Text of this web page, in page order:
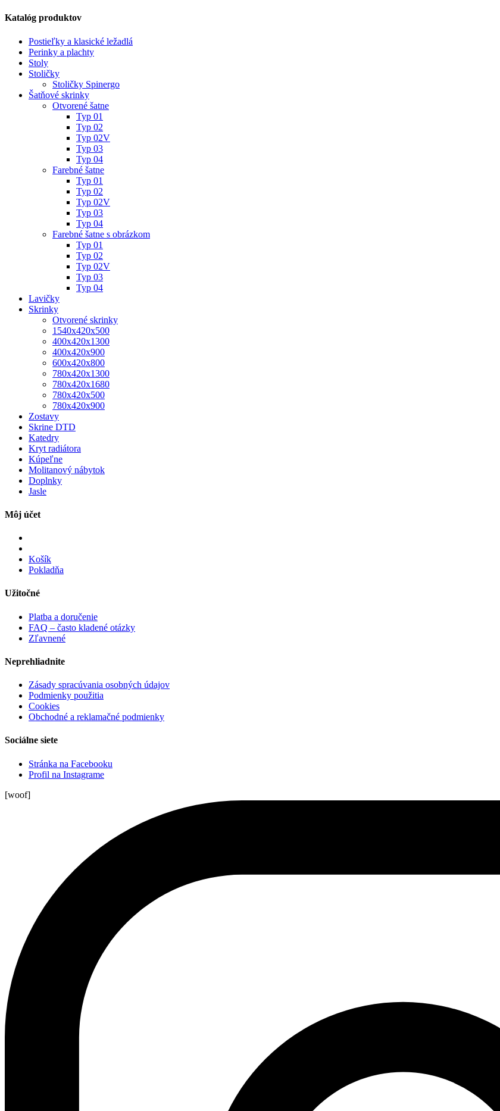
Katalóg produktov
Postieľky a klasické ležadlá
Perinky a plachty
Stoly
Stoličky
Stoličky Spinergo
Šatňové skrinky
Otvorené šatne
Typ 01
Typ 02
Typ 02V
Typ 03
Typ 04
Farebné šatne
Typ 01
Typ 02
Typ 02V
Typ 03
Typ 04
Farebné šatne s obrázkom
Typ 01
Typ 02
Typ 02V
Typ 03
Typ 04
Lavičky
Skrinky
Otvorené skrinky
1540x420x500
400x420x1300
400x420x900
600x420x800
780x420x1300
780x420x1680
780x420x500
780x420x900
Zostavy
Skrine DTD
Katedry
Kryt radiátora
Kúpeľne
Molitanový nábytok
Doplnky
Jasle
Môj účet
Košík
Pokladňa
Užitočné
Platba a doručenie
FAQ – často kladené otázky
Zľavnené
Neprehliadnite
Zásady spracúvania osobných údajov
Podmienky použitia
Cookies
Obchodné a reklamačné podmienky
Sociálne siete
Stránka na Facebooku
Profil na Instagrame
[woof]